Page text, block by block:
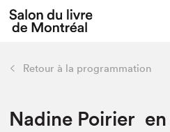
L'événement
Préparer sa visite
retour
Liens pratiques
Retour à la programmation
Nadine Poirier